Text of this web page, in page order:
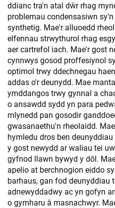
ddianc tra'n atal dŵr rhag
problemau condensasiwn
synthetig. Mae'r alluoedd
elfennau strwythurol rhag
aer cartrefol iach. Mae'r gost
cynnwys gosod proffesiynol
optimol trwy ddechnegau
addas o'r deunydd. Mae
ymddangos trwy gynnal a
o ansawdd sydd yn para
mlynedd pan gosodir
gwasanaethu'n rheolaidd.
hymledu dros ben
y gost newydd ar waliau tei
gyfnod llawn bywyd y dôl.
apelio at berchnogion eiddo
barhaus, gan fod deunyddiau
adnewyddadwy ac yn gofyn
o gymharu â masnachwyr.